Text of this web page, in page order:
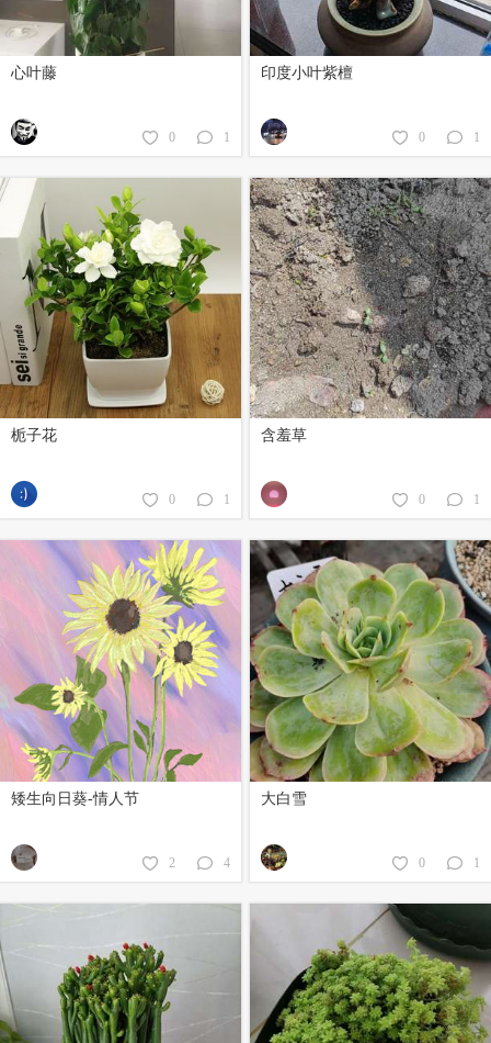
心叶藤
0 1
印度小叶紫檀
0 1
栀子花
0 1
含羞草
0 1
矮生向日葵-情人节
2 4
大白雪
0 1